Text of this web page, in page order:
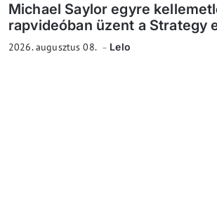
Michael Saylor egyre
rapvideóban üzent a Strategy
2026. augusztus 08. Lelo